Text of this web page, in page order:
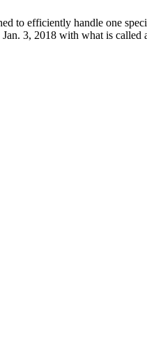
to efficiently handle one
3, 2018 with what is